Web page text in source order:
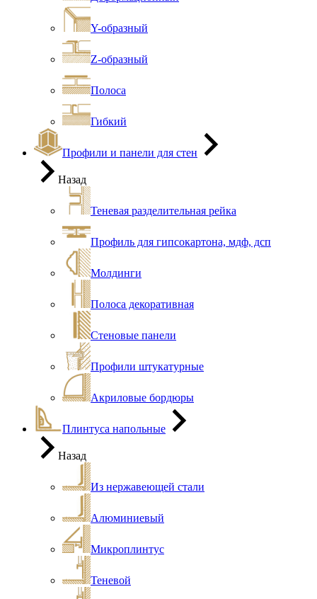
Y-образный
Z-образный
Полоса
Гибкий
Профили и панели для стен
Назад
Теневая разделительная рейка
Профиль для гипсокартона, мдф, дсп
Молдинги
Полоса декоративная
Стеновые панели
Профили штукатурные
Акриловые бордюры
Плинтуса напольные
Назад
Из нержавеющей стали
Алюминиевый
Микроплинтус
Теневой